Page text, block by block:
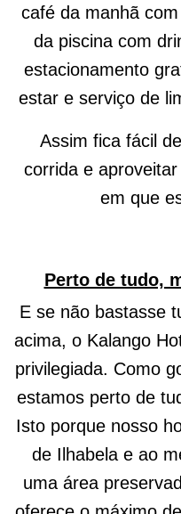
café da manhã
da piscina com
estacionamento
estar e serviço de
Assim fica fácil
corrida e
em que
Perto de tudo,
E se não bastasse
acima, o Kalango
privilegiada. Como
estamos perto de
Isto porque nosso
de Ilhabela e ao
uma área